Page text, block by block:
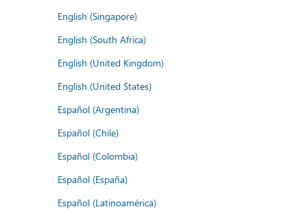
English (Singapore)
English (South Africa)
English (United Kingdom)
English (United States)
Español (Argentina)
Español (Chile)
Español (Colombia)
Español (España)
Español (Latinoamérica)